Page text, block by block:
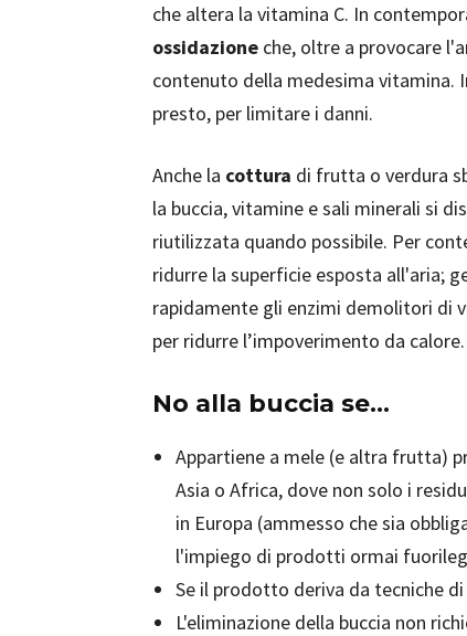
che altera la vitamina C. In
ossidazione che, oltre a provocare
contenuto della medesima
presto, per limitare i danni.
Anche la cottura di frutta o verdura
la buccia, vitamine e sali minerali si
riutilizzata quando possibile. Per
ridurre la superficie esposta all'aria;
rapidamente gli enzimi demolitori di
per ridurre l’impoverimento da calore.
No alla buccia se…
Appartiene a mele (e altra frutta)
Asia o Africa, dove non solo i
in Europa (ammesso che sia
l'impiego di prodotti ormai
Se il prodotto deriva da tecniche
L'eliminazione della buccia non